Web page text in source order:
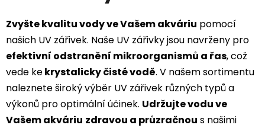
Zvyšte kvalitu vody ve Vašem akváriu pomocí
našich UV zářivek. Naše UV zářivky jsou navrženy pro
efektivní odstranění mikroorganismů a řas, což
vede kekrystalicky čisté vodě. V našem sortimentu
naleznete široký výběr UV zářivek různých typů a
výkonů pro optimální účinek. Udržujte vodu ve
Vašem akváriu zdravou a průzračnou s našimi